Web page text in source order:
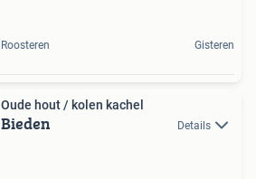
Roosteren Gisteren
Oude hout / kolen kachel
Bieden Details